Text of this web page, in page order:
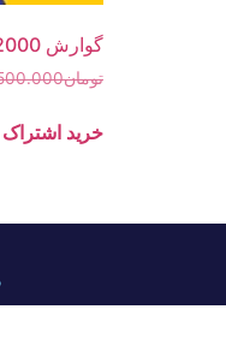
گوارش 2000 تست پلاس
تومان
خرید اشتراک